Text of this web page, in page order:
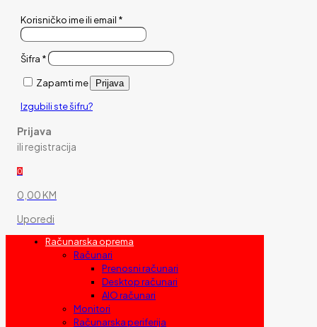
Korisničko ime ili email *
Šifra *
Zapamti me Prijava
Izgubili ste šifru?
Prijava
ili registracija
0
0,00 KM
Uporedi
Računarska oprema
Računari
Prenosni računari
Desktop računari
AIO računari
Monitori
Računarska periferija